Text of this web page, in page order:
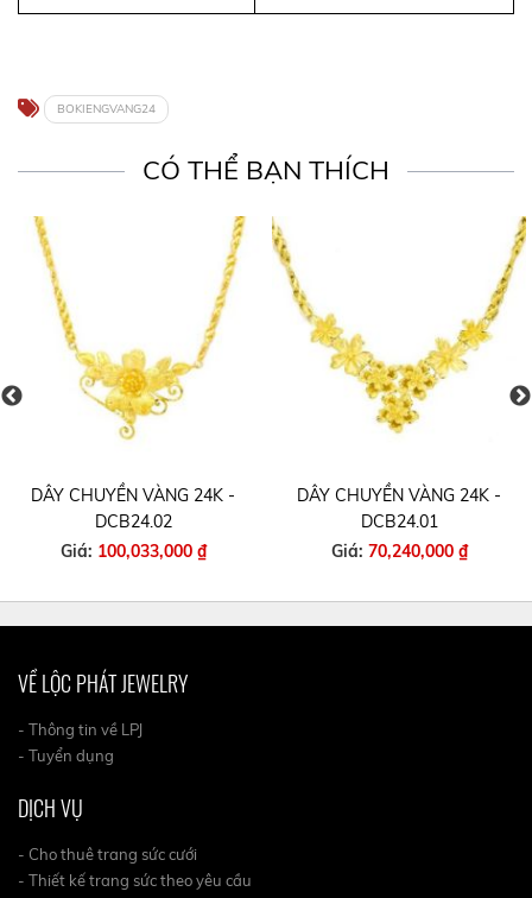
BOKIENGVANG24
CÓ THỂ BẠN THÍCH
DÂY CHUYỀN VÀNG 24K -
DCB24.02
Giá: 100,033,000 ₫
DÂY CHUYỀN VÀNG 24K -
DCB24.01
Giá: 70,240,000 ₫
VỀ LỘC PHÁT JEWELRY
- Thông tin về LPJ
- Tuyển dụng
DỊCH VỤ
- Cho thuê trang sức cưới
- Thiết kế trang sức theo yêu cầu